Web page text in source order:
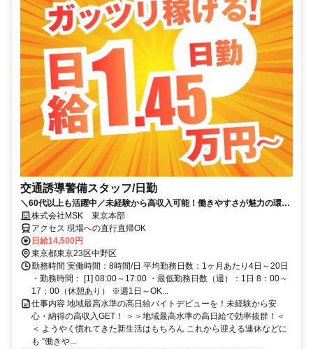
交通誘導警備スタッフ/日勤
＼60代以上も活躍中／未経験から高収入可能！働きやすさが魅力の環境
で警備員デビューをしませんか！【月収29万円可能！日払いもOK！】
勤務3日前迄シフト申請が可能です！週1日～・短期もOK！あなたのラ
イフスタイルに合わせてお仕事しませんか！未経験者大歓迎！年代幅広
く活躍しています。
株式会社MSK 東京本部
アクセス 現場への直行直帰OK
日給14,500円
東京都東京23区中野区
勤務時間 実働時間：8時間/日 平均勤務日数：1ヶ月あたり4日～20日
・勤務時間： [1] 08:00～17:00 ・最低勤務日数（週）：1日 8：00～
17：00（休憩あり） ※週1日～OK...
仕事内容 地域最高水準の高日給バイトデビューを！未経験から安
心・納得の高収入GET！ ＞＞地域最高水準の高日給で効率抜群！＜
＜ ようやく慣れてきた新生活はもちろん これから迎える連休などに
も ”働きや...